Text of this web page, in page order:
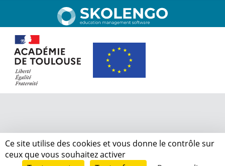
Ce site utilise des cookies et vous donne le contrôle sur
ceux que vous souhaitez activer